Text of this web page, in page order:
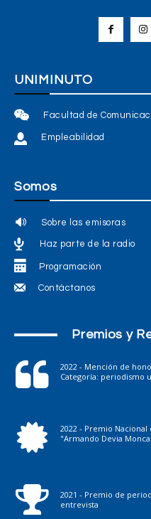
UNIMINUTO
Facultad de
Empleabilidad
Somos
Sobre las emisoras
Haz parte de la radio
Programación
Contáctanos
Premios y
2022 - Mención de
Categoría: periodismo
2022 - Premio
"Armando Devia
2021 - Premio de
entrevista